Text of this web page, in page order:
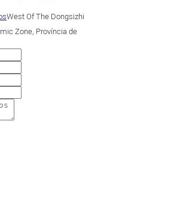
West Of The Dongsizhi
Zone, Província de